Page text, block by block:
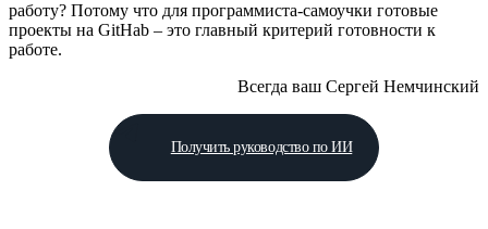
работу? Потому что для программиста-самоучки готовые
проекты на GitHab – это главный критерий готовности к
работе.
Всегда ваш Сергей Немчинский
Получить руководство по ИИ